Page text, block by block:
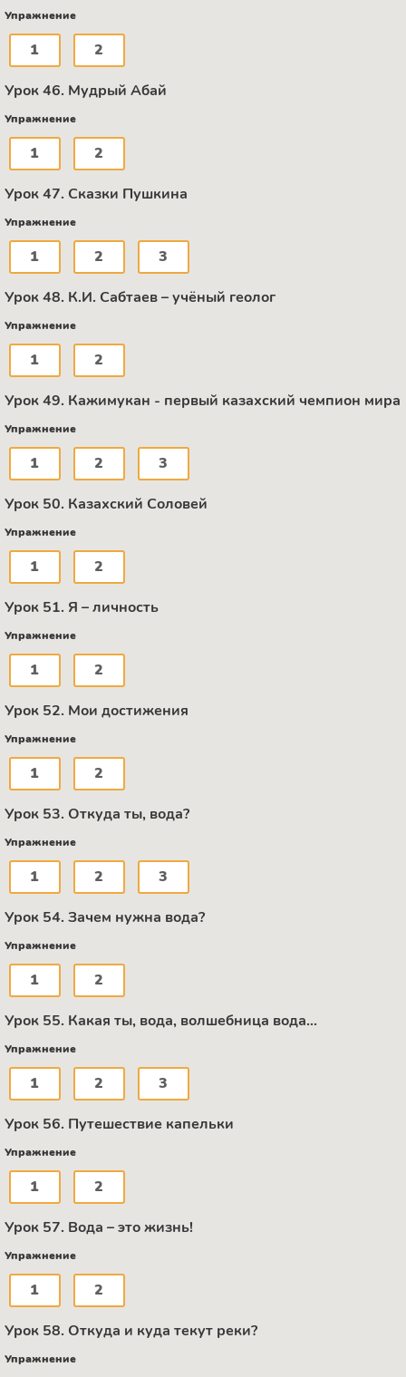
Упражнение
1 2
Урок 46. Мудрый Абай
Упражнение
1 2
Урок 47. Сказки Пушкина
Упражнение
1 2 3
Урок 48. К.И. Сабтаев – учёный геолог
Упражнение
1 2
Урок 49. Кажимукан - первый казахский чемпион мира
Упражнение
1 2 3
Урок 50. Казахский Соловей
Упражнение
1 2
Урок 51. Я – личность
Упражнение
1 2
Урок 52. Мои достижения
Упражнение
1 2
Урок 53. Откуда ты, вода?
Упражнение
1 2 3
Урок 54. Зачем нужна вода?
Упражнение
1 2
Урок 55. Какая ты, вода, волшебница вода...
Упражнение
1 2 3
Урок 56. Путешествие капельки
Упражнение
1 2
Урок 57. Вода – это жизнь!
Упражнение
1 2
Урок 58. Откуда и куда текут реки?
Упражнение